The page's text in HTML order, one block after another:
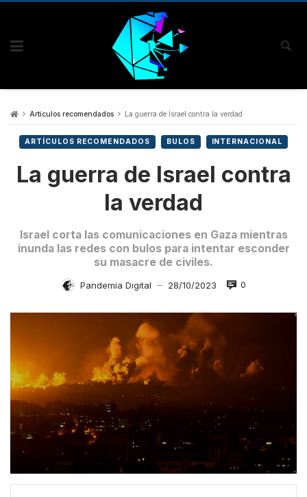
Artículos recomendados La guerra de Israel contra la verdad
ARTÍCULOS RECOMENDADOS BULOS INTERNACIONAL
La guerra de Israel contra
la verdad
Israel corta las comunicaciones en Gaza mientras
inunda las redes con bulos para intentar esconder
su masacre de civiles.
Pandemia Digital — 28/10/2023 0